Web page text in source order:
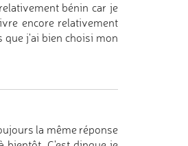
bénin car je
encore relativement
que j'ai bien choisi mon
la même réponse